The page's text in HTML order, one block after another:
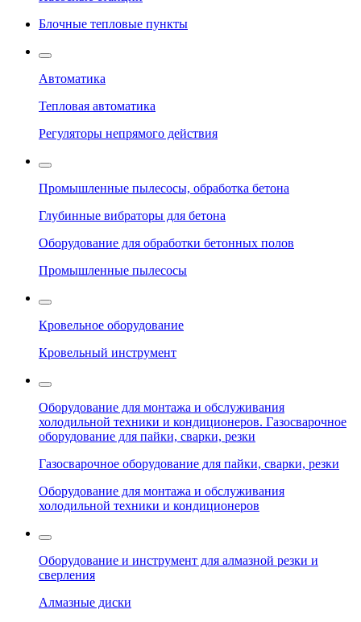
Блочные тепловые пункты
Автоматика
Тепловая автоматика
Регуляторы непрямого действия
Промышленные пылесосы, обработка бетона
Глубинные вибраторы для бетона
Оборудование для обработки бетонных полов
Промышленные пылесосы
Кровельное оборудование
Кровельный инструмент
Оборудование для монтажа и обслуживания
холодильной техники и кондиционеров. Газосварочное
оборудование для пайки, сварки, резки
Газосварочное оборудование для пайки, сварки, резки
Оборудование для монтажа и обслуживания
холодильной техники и кондиционеров
Оборудование и инструмент для алмазной резки и
сверления
Алмазные диски